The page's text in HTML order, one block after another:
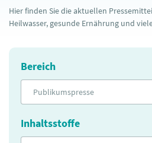
Hier finden Sie die aktuellen
Heilwasser, gesunde Ernährung und
Bereich
Publikumspresse
Inhaltsstoffe